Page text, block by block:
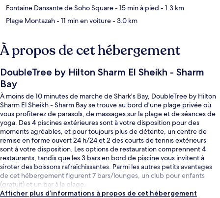
Fontaine Dansante de Soho Square- 15 min à pied - 1.3 km
Plage Montazah- 11 min en voiture- 3.0 km
À propos de cet hébergement
DoubleTree by Hilton Sharm El Sheikh - Sharm
Bay
À moins de 10 minutes de marche de Shark's Bay, DoubleTree by Hilton
Sharm El Sheikh - Sharm Bay se trouve au bord d'une plage privée où
vous profiterez de parasols, de massages sur la plage et de séances de
yoga. Des 4 piscines extérieures sont à votre disposition pour des
moments agréables, et pour toujours plus de détente, un centre de
remise en forme ouvert 24 h/24 et 2 des courts de tennis extérieurs
sont à votre disposition. Les options de restauration comprennent 4
restaurants, tandis que les 3 bars en bord de piscine vous invitent à
siroter des boissons rafraîchissantes. Parmi les autres petits avantages
de cet hébergement figurent 7 bars/lounges, un club pour enfants
(gratuit) et un bar à la plage.
Afficher plus d’informations à propos de cet hébergement